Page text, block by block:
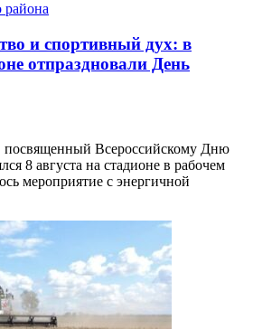
района
и спортивный дух: в
отпраздновали День
Всероссийскому Дню
8 августа на стадионе в рабочем
мероприятие с энергичной